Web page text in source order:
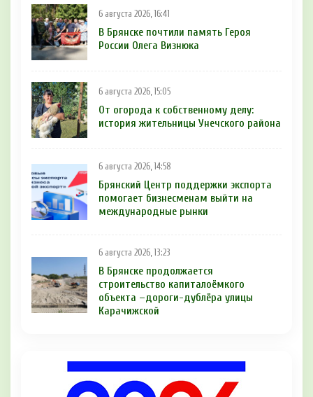
6 августа 2026, 16:41
В Брянске почтили память Героя
России Олега Визнюка
6 августа 2026, 15:05
От огорода к собственному делу:
история жительницы Унечского района
6 августа 2026, 14:58
Брянский Центр поддержки экспорта
помогает бизнесменам выйти на
международные рынки
6 августа 2026, 13:23
В Брянске продолжается
строительство капиталоёмкого
объекта –дороги-дублёра улицы
Карачижской